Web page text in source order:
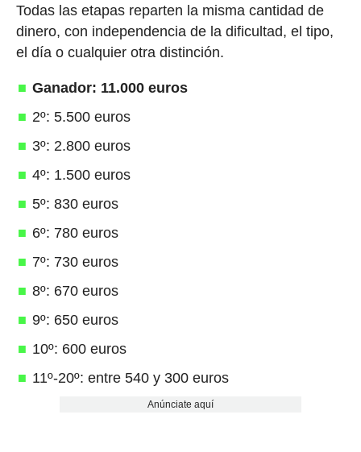
Todas las etapas reparten la misma cantidad de
dinero, con independencia de la dificultad, el tipo,
el día o cualquier otra distinción.
Ganador: 11.000 euros
2º: 5.500 euros
3º: 2.800 euros
4º: 1.500 euros
5º: 830 euros
6º: 780 euros
7º: 730 euros
8º: 670 euros
9º: 650 euros
10º: 600 euros
11º-20º: entre 540 y 300 euros
Anúnciate aquí